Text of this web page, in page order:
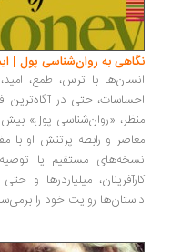
به روان‌شناسی پول | ایما
با ترس، طمع، امید،
حتی در آگاه‌ترین افراد،
«روان‌شناسی پول» بیش از آنکه
و رابطه پرتنش او با مفهوم
مستقیم یا توصیه‌های
میلیاردرها و حتی
روایت خود را برمی‌سازد و